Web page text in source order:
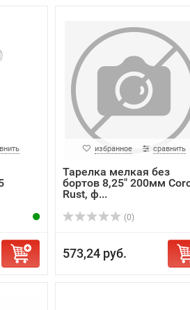
избранное сравнить
Тарелка мелкая без
бортов 8,25" 200мм
Rust, ф...
(0)
573,24 руб.